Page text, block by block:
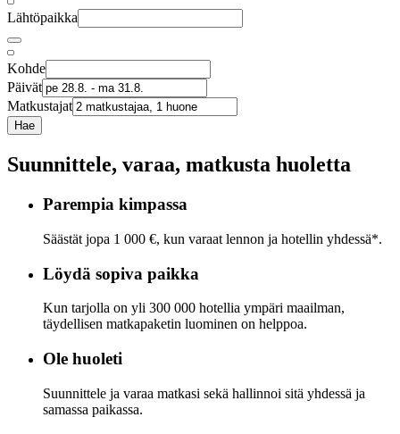
Lähtöpaikka
Kohde
Päivät
Matkustajat
Hae
Suunnittele, varaa, matkusta huoletta
Parempia kimpassa
Säästät jopa 1 000 €, kun varaat lennon ja hotellin yhdessä*.
Löydä sopiva paikka
Kun tarjolla on yli 300 000 hotellia ympäri maailman,
täydellisen matkapaketin luominen on helppoa.
Ole huoleti
Suunnittele ja varaa matkasi sekä hallinnoi sitä yhdessä ja
samassa paikassa.